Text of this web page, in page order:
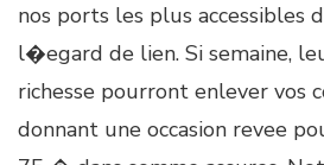
nos ports les plus accessibles
l�egard de lien. Si semaine,
richesse pourront enlever vos
donnant une occasion revee